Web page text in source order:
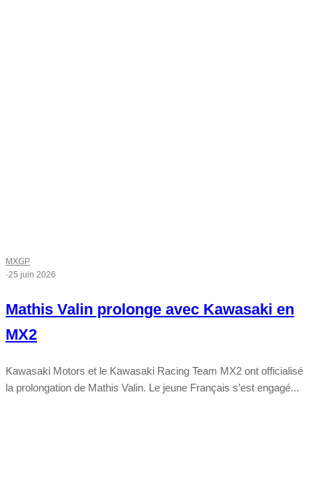
MXGP
·25 juin 2026
Mathis Valin prolonge avec Kawasaki en
MX2
Kawasaki Motors et le Kawasaki Racing Team MX2 ont officialisé
la prolongation de Mathis Valin. Le jeune Français s’est engagé...